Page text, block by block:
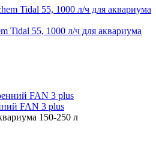
Tidal 55, 1000 л/ч для аквариума
FAN 3 plus
150-250 л